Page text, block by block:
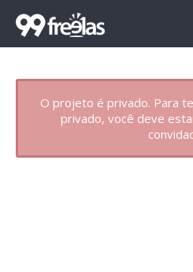
O projeto é privado. Para
privado, você deve